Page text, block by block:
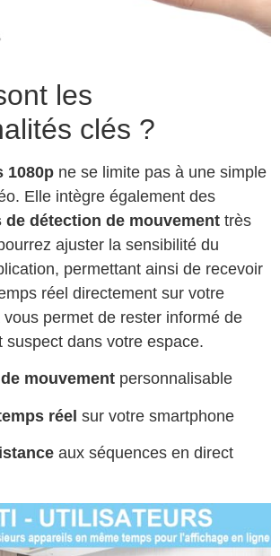
les
clés ?
1080p ne se limite pas à une simple
Elle intègre également des
détection de mouvement très
ajuster la sensibilité du
permettant ainsi de recevoir
réel directement sur votre
permet de rester informé de
suspect dans votre espace.
mouvement personnalisable
réel sur votre smartphone
aux séquences en direct